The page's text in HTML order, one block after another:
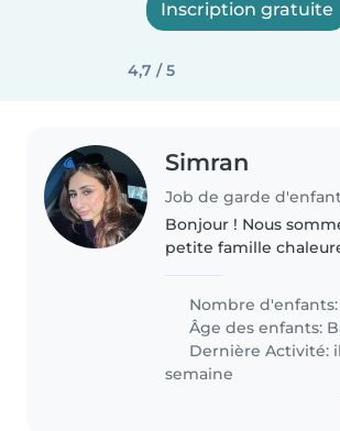
Inscription gratuite
4,7 / 5
Simran
Bonjour ! Nous
petite famille
de notre petit garçon
C'est un enfant
d'énergie, qui adore
des..
Nombre d'enfants:
Âge des enfants:
Dernière Activité: il
semaine